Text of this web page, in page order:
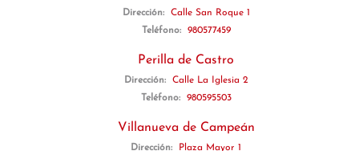
Dirección:
Calle San Roque 1
Teléfono:
980577459
Perilla de Castro
Dirección:
Calle La Iglesia 2
Teléfono:
980595503
Villanueva de Campeán
Dirección:
Plaza Mayor 1